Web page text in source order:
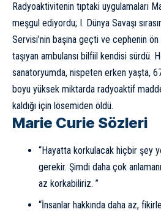
Radyoaktivitenin tıptaki uygulamaları
meşgul ediyordu; I. Dünya Savaşı
Servisi’nin başına geçti ve cephenin ön
taşıyan ambulansı bilfiil kendisi sürdü.
sanatoryumda, nispeten erken yaşta,
boyu yüksek miktarda radyoaktif
kaldığı için lösemiden öldü.
Marie Curie Sözleri
“Hayatta korkulacak hiçbir şey
gerekir. Şimdi daha çok
az korkabiliriz. ”
“İnsanlar hakkında daha az,